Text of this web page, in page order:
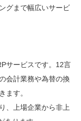
グまで幅広いサービ
サービスです。12言
会計業務や為替の換
ます。
、上場企業から非上